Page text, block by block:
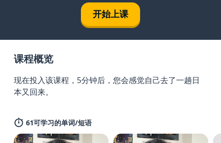
开始上课
课程概览
现在投入该课程，5分钟后，您会感觉自己去了一趟日
本又回来。
61可学习的单词/短语